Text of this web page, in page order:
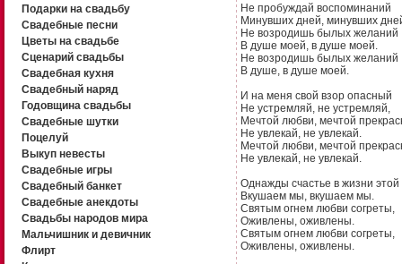
Подарки на свадьбу
Свадебные песни
Цветы на свадьбе
Сценарий свадьбы
Свадебная кухня
Свадебный наряд
Годовщина свадьбы
Свадебные шутки
Поцелуй
Выкуп невесты
Свадебные игры
Свадебный банкет
Свадебные анекдоты
Свадьбы народов мира
Мальчишник и девичник
Флирт
Не пробуждай воспоминаний
Минувших дней, минувших
Не возродишь былых желаний
В душе моей, в душе моей.
Не возродишь былых желаний
В душе, в душе моей.
И на меня свой взор опасный
Не устремляй, не устремляй,
Мечтой любви, мечтой
Не увлекай, не увлекай.
Мечтой любви, мечтой
Не увлекай, не увлекай.
Однажды счастье в жизни этой
Вкушаем мы, вкушаем мы.
Святым огнем любви согреты,
Оживлены, оживлены.
Святым огнем любви согреты,
Оживлены, оживлены.